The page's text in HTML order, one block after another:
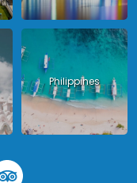
Philippines